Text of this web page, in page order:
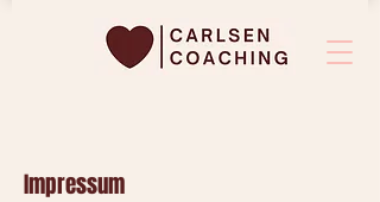
Impressum